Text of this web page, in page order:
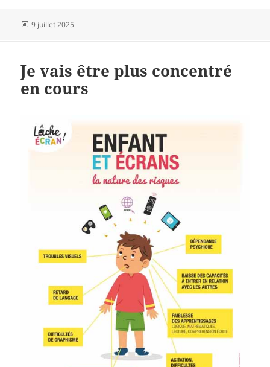
Publié
9 juillet 2025
Je vais être plus concentré
en cours